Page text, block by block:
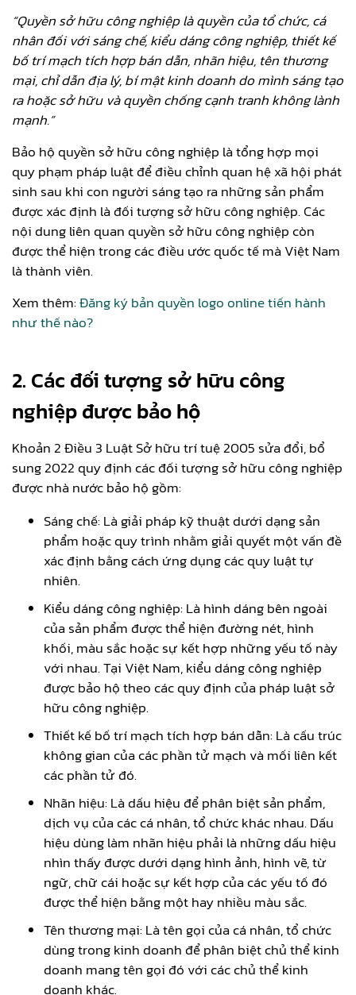
“Quyền sở hữu công nghiệp là quyền của tổ chức, cá
nhân đối với sáng chế, kiểu dáng công nghiệp, thiết kế
bố trí mạch tích hợp bán dẫn, nhãn hiệu, tên thương
mại, chỉ dẫn địa lý, bí mật kinh doanh do mình sáng tạo
ra hoặc sở hữu và quyền chống cạnh tranh không lành
mạnh.”
Bảo hộ quyền sở hữu công nghiệp là tổng hợp mọi
quy phạm pháp luật để điều chỉnh quan hệ xã hội phát
sinh sau khi con người sáng tạo ra những sản phẩm
được xác định là đối tượng sở hữu công nghiệp. Các
nội dung liên quan quyền sở hữu công nghiệp còn
được thể hiện trong các điều ước quốc tế mà Việt Nam
là thành viên.
Xem thêm:Đăng ký bản quyền logo online tiến hành
như thế nào?
2. Các đối tượng sở hữu công
nghiệp được bảo hộ
Khoản 2 Điều 3 Luật Sở hữu trí tuệ 2005 sửa đổi, bổ
sung 2022 quy định các đối tượng sở hữu công nghiệp
được nhà nước bảo hộ gồm:
Sáng chế: Là giải pháp kỹ thuật dưới dạng sản
phẩm hoặc quy trình nhằm giải quyết một vấn đề
xác định bằng cách ứng dụng các quy luật tự
nhiên.
Kiểu dáng công nghiệp: Là hình dáng bên ngoài
của sản phẩm được thể hiện đường nét, hình
khối, màu sắc hoặc sự kết hợp những yếu tố này
với nhau. Tại Việt Nam, kiểu dáng công nghiệp
được bảo hộ theo các quy định của pháp luật sở
hữu công nghiệp.
Thiết kế bố trí mạch tích hợp bán dẫn: Là cấu trúc
không gian của các phần tử mạch và mối liên kết
các phần tử đó.
Nhãn hiệu: Là dấu hiệu để phân biệt sản phẩm,
dịch vụ của các cá nhân, tổ chức khác nhau. Dấu
hiệu dùng làm nhãn hiệu phải là những dấu hiệu
nhìn thấy được dưới dạng hình ảnh, hình vẽ, từ
ngữ, chữ cái hoặc sự kết hợp của các yếu tố đó
được thể hiện bằng một hay nhiều màu sắc.
Tên thương mại: Là tên gọi của cá nhân, tổ chức
dùng trong kinh doanh để phân biệt chủ thể kinh
doanh mang tên gọi đó với các chủ thể kinh
doanh khác.